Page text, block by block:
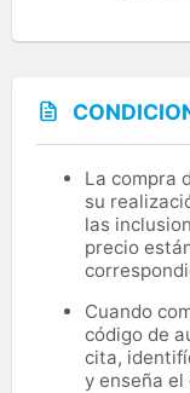
La compra
su
las
precio
Cuando
código de
cita,
y enseña el